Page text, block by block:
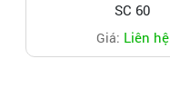
SC 60
Giá: Liên hệ